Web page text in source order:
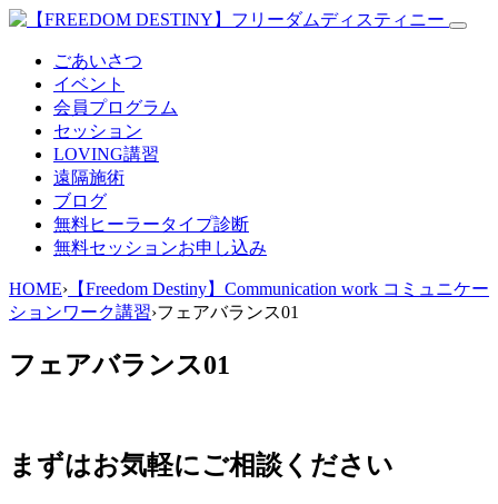
ごあいさつ
イベント
会員プログラム
セッション
LOVING講習
遠隔施術
ブログ
無料ヒーラータイプ診断
無料セッションお申し込み
HOME› 【Freedom Destiny】Communication work コミュニケー
ションワーク講習›フェアバランス01
フェアバランス01
まずはお気軽にご相談ください